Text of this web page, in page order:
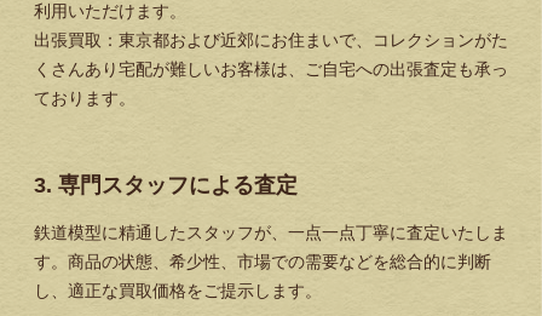
利用いただけます。
出張買取：東京都および近郊にお住まいで、コレクションがた
くさんあり宅配が難しいお客様は、ご自宅への出張査定も承っ
ております。
3. 専門スタッフによる査定
鉄道模型に精通したスタッフが、一点一点丁寧に査定いたしま
す。商品の状態、希少性、市場での需要などを総合的に判断
し、適正な買取価格をご提示します。